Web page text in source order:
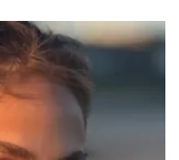
пивные дрожжи.
ускоряют
блестящими.
подходит тем,